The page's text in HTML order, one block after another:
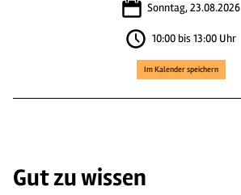
Sonntag, 23.08.2026
10:00 bis 13:00 Uhr
Im Kalender speichern
Gut zu wissen